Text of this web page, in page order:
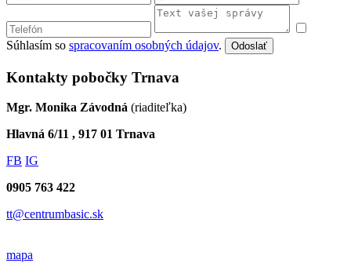
Súhlasím so spracovaním osobných údajov. Odoslať
Kontakty pobočky Trnava
Mgr. Monika Závodná (riaditeľka)
Hlavná 6/11 , 917 01 Trnava
FB IG
0905 763 422
tt@centrumbasic.sk
mapa